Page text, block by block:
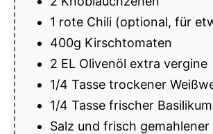
1 rote Chili (optional, für
400g Kirschtomaten
2 EL Olivenöl extra vergine
1/4 Tasse trockener
1/4 Tasse frischer
Salz und frisch